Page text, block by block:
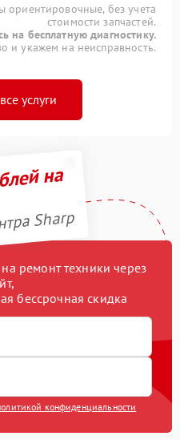
ориентировочные, без учета
стоимости запчастей.
на бесплатную диагностику.
и укажем на неисправность.
услуги
на
Sharp
ремонт техники через
бессрочная скидка
конфиденциальности